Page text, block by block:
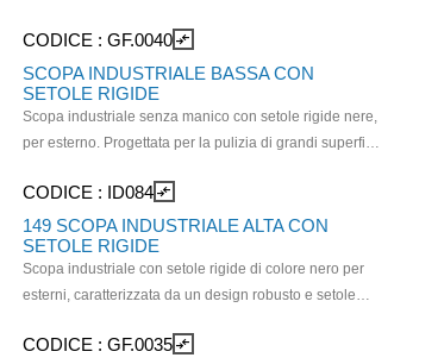
fibre sono realizzate in materiali sintetici rigidi e
l'attacco è a vite di tipo universale. Ideale per
raccogliere polvere e detriti: le cuciture sulle setole ne
aumentano resistenza e robustezza. Utilizzare con il
manico cod. MA.0040
CODICE : GF.0040 compare_arrows
SCOPA INDUSTRIALE BASSA CON
SETOLE RIGIDE
Scopa industriale senza manico con setole rigide nere,
per esterno. Progettata per la pulizia di grandi superfici
pavimenti grezzi come quelli di magazzini, fabbriche o
cortili e pavimentazioni asfaltate. Attacco a vite
universale per tutti i tipi di manico. Dimensioni: cm29x5
CODICE : ID084 compare_arrows
149 SCOPA INDUSTRIALE ALTA CON
SETOLE RIGIDE
Scopa industriale con setole rigide di colore nero per
esterni, caratterizzata da un design robusto e setole
sostenere le setole extra rigide a taglio netto, perfette
CODICE : GF.0035 compare_arrows